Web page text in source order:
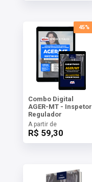
45%
Combo Digital
AGER-MT - Inspetor
Regulador
A partir de
R$ 59,30